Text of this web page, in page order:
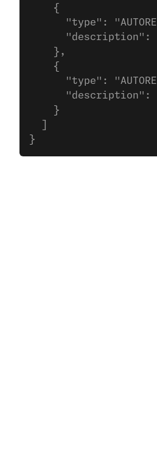
    {
"type":
"description":
    },
    {
"type":
"description":
    }
}